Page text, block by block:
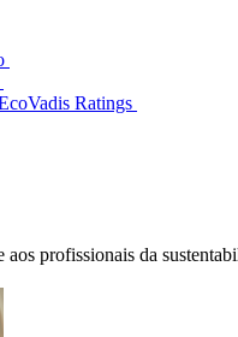
Ratings
aos profissionais da